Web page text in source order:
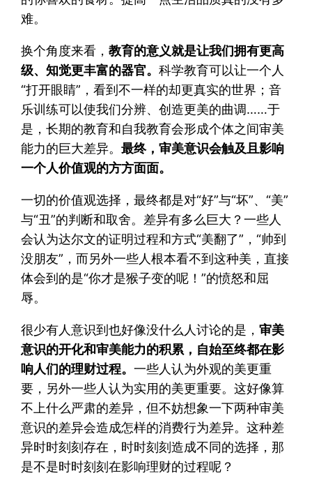
难。
换个角度来看，教育的意义就是让我们拥有更高
级、知觉更丰富的器官。科学教育可以让一个人
“打开眼睛”，看到不一样的却更真实的世界；音
乐训练可以使我们分辨、创造更美的曲调……于
是，长期的教育和自我教育会形成个体之间审美
能力的巨大差异。最终，审美意识会触及且影响
一个人价值观的方方面面。
一切的价值观选择，最终都是对“好”与“坏”、“美”
与“丑”的判断和取舍。差异有多么巨大？一些人
会认为达尔文的证明过程和方式“美翻了”，“帅到
没朋友”，而另外一些人根本看不到这种美，直接
体会到的是“你才是猴子变的呢！”的愤怒和屈
辱。
很少有人意识到也好像没什么人讨论的是，审美
意识的开化和审美能力的积累，自始至终都在影
响人们的理财过程。一些人认为外观的美更重
要，另外一些人认为实用的美更重要。这好像算
不上什么严肃的差异，但不妨想象一下两种审美
意识的差异会造成怎样的消费行为差异。这种差
异时时刻刻存在，时时刻刻造成不同的选择，那
是不是时时刻刻在影响理财的过程呢？